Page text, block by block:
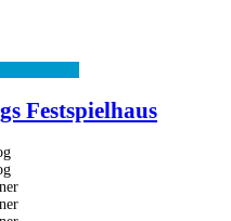
Festspielhaus